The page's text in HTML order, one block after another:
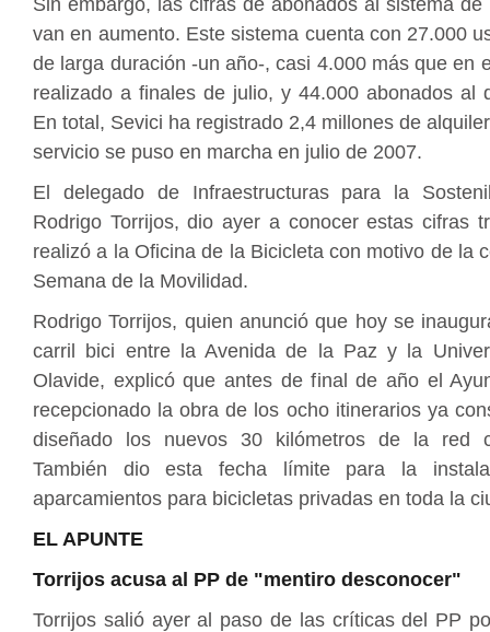
Sin embargo, las cifras de abonados al sistema de
van en aumento. Este sistema cuenta con 27.000
de larga duración -un año-, casi 4.000 más que en
realizado a finales de julio, y 44.000 abonados al
En total, Sevici ha registrado 2,4 millones de
servicio se puso en marcha en julio de 2007.
El delegado de Infraestructuras para la
Rodrigo Torrijos, dio ayer a conocer estas cifras
realizó a la Oficina de la Bicicleta con motivo de la
Semana de la Movilidad.
Rodrigo Torrijos, quien anunció que hoy se
carril bici entre la Avenida de la Paz y la
Olavide, explicó que antes de final de año el
recepcionado la obra de los ocho itinerarios ya
diseñado los nuevos 30 kilómetros de la red
También dio esta fecha límite para la
aparcamientos para bicicletas privadas en toda la
EL APUNTE
Torrijos acusa al PP de "mentiro desconocer"
Torrijos salió ayer al paso de las críticas del PP